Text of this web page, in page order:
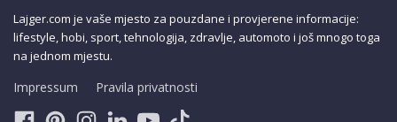
Lajger.com je vaše mjesto za pouzdane i provjerene informacije:
lifestyle, hobi, sport, tehnologija, zdravlje, automoto i još mnogo toga
na jednom mjestu.
Impressum Pravila privatnosti